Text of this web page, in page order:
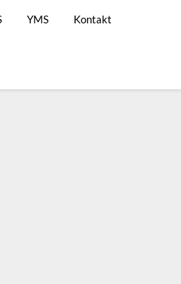
YMS Kontakt